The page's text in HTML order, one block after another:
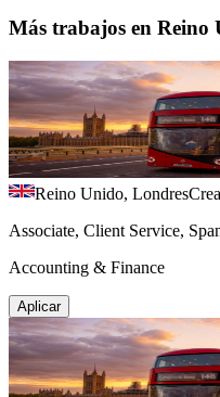
Más trabajos en Reino
Reino Unido, Londres
Associate, Client Service,
Accounting & Finance
Aplicar